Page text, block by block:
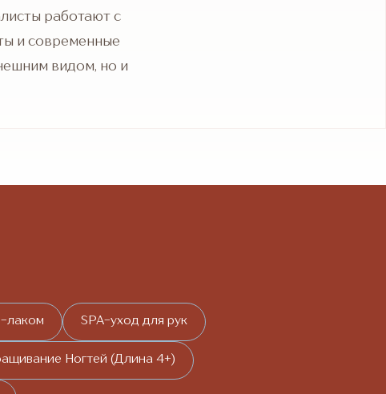
работают с
и современные
видом, но и
лаком SPA-уход для рук
Ногтей (Длина 4+)